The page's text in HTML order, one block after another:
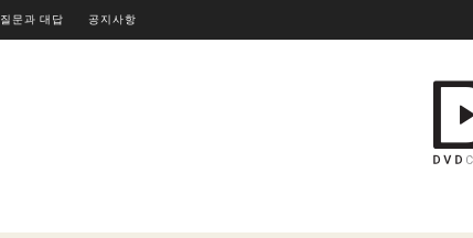
질문과 대답 공지사항